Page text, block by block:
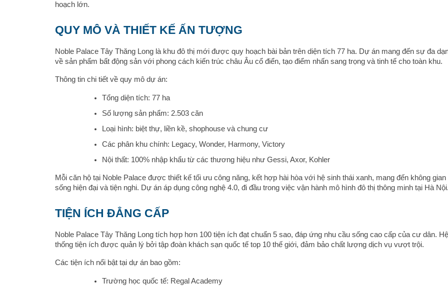
hoạch lớn.
QUY MÔ VÀ THIẾT KẾ ẤN TƯỢNG
Noble Palace Tây Thăng Long là khu đô thị mới được quy hoạch bài bản trên diện tích 77 ha. Dự án mang đến sự đa
về sản phẩm bất động sản với phong cách kiến trúc châu Âu cổ điển, tạo điểm nhấn sang trọng và tinh tế cho toàn khu.
Thông tin chi tiết về quy mô dự án:
Tổng diện tích: 77 ha
Số lượng sản phẩm: 2.503 căn
Loại hình: biệt thự, liền kề, shophouse và chung cư
Các phân khu chính: Legacy, Wonder, Harmony, Victory
Nội thất: 100% nhập khẩu từ các thương hiệu như Gessi, Axor, Kohler
Mỗi căn hộ tại Noble Palace được thiết kế tối ưu công năng, kết hợp hài hòa với hệ sinh thái xanh, mang đến không gian
sống hiện đại và tiện nghi. Dự án áp dụng công nghệ 4.0, đi đầu trong việc vận hành mô hình đô thị thông minh tại Hà Nội.
TIỆN ÍCH ĐẲNG CẤP
Noble Palace Tây Thăng Long tích hợp hơn 100 tiện ích đạt chuẩn 5 sao, đáp ứng nhu cầu sống cao cấp của cư dân. Hệ
thống tiện ích được quản lý bởi tập đoàn khách sạn quốc tế top 10 thế giới, đảm bảo chất lượng dịch vụ vượt trội.
Các tiện ích nổi bật tại dự án bao gồm:
Trường học quốc tế: Regal Academy